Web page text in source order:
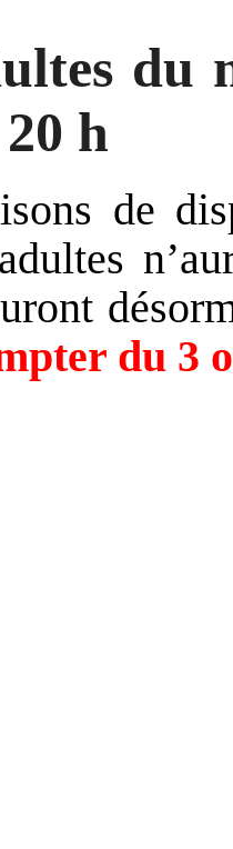
du
h
de
du 3